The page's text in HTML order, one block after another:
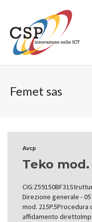
Femet sas
Avcp
Teko mod.
Direzione generale -
mod.
affidamento